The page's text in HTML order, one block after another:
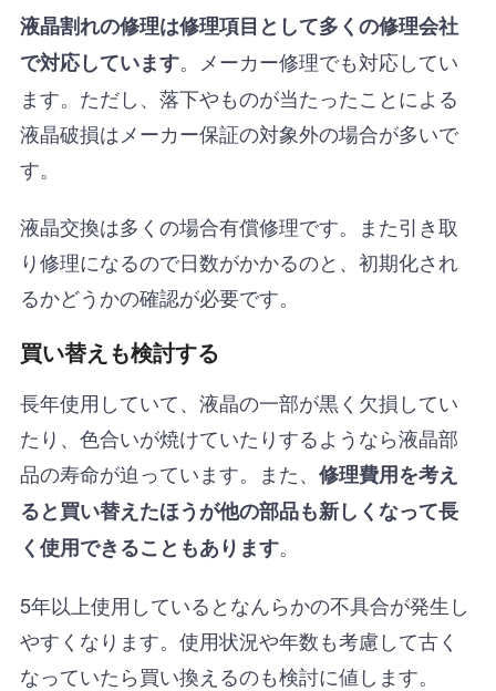
液晶割れの修理は修理項目として多くの修理会社
で対応しています。メーカー修理でも対応してい
ます。ただし、落下やものが当たったことによる
液晶破損はメーカー保証の対象外の場合が多いで
す。
液晶交換は多くの場合有償修理です。また引き取
り修理になるので日数がかかるのと、初期化され
るかどうかの確認が必要です。
買い替えも検討する
長年使用していて、液晶の一部が黒く欠損してい
たり、色合いが焼けていたりするようなら液晶部
品の寿命が迫っています。また、 修理費用を考え
ると買い替えたほうが他の部品も新しくなって長
く使用できることもあります。
5年以上使用しているとなんらかの不具合が発生し
やすくなります。使用状況や年数も考慮して古く
なっていたら買い換えるのも検討に値します。